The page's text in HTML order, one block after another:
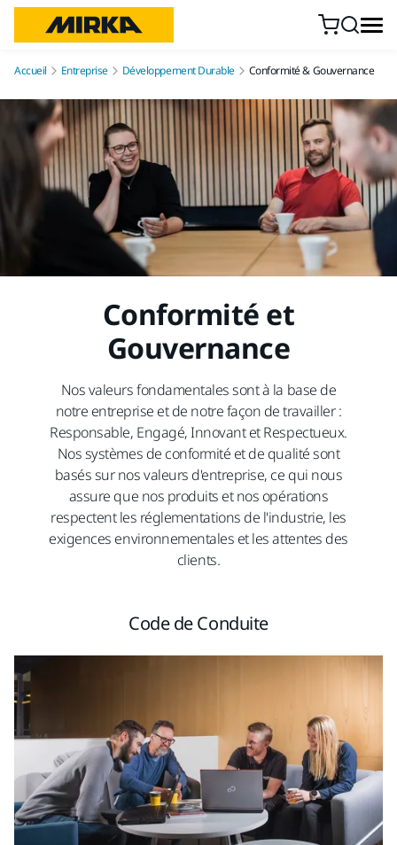
Accueil Entreprise Développement Durable Conformité & Gouvernance
Conformité et
Gouvernance
Nos valeurs fondamentales sont à la base de
notre entreprise et de notre façon de travailler :
Responsable, Engagé, Innovant et Respectueux.
Nos systèmes de conformité et de qualité sont
basés sur nos valeurs d'entreprise, ce qui nous
assure que nos produits et nos opérations
respectent les réglementations de l'industrie, les
exigences environnementales et les attentes des
clients.
Code de Conduite​